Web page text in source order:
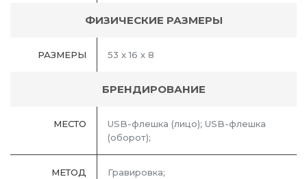
ФИЗИЧЕСКИЕ РАЗМЕРЫ
РАЗМЕРЫ 53 х 16 х 8
БРЕНДИРОВАНИЕ
МЕСТО
USB-флешка (лицо); USB-флешка
(оборот);
МЕТОД Гравировка;